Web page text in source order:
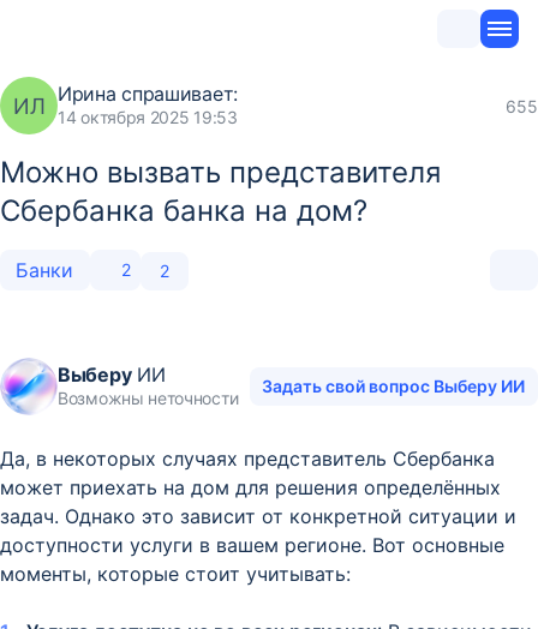
ИЛ Ирина спрашивает:
14 октября 2025 19:53
655
Можно вызвать представителя
Сбербанка банка на дом?
Банки 2 2
ВыберуИИ
Возможны неточности
Задать свой вопрос Выберу ИИ
Да, в некоторых случаях представитель Сбербанка
может приехать на дом для решения определённых
задач. Однако это зависит от конкретной ситуации и
доступности услуги в вашем регионе. Вот основные
моменты, которые стоит учитывать: